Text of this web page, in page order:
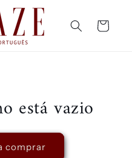
Carrinho
está vazio
comprar